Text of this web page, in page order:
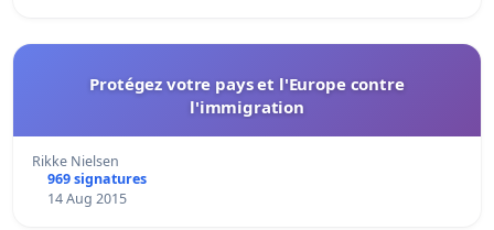
Protégez votre pays et l'Europe contre
l'immigration
Rikke Nielsen
969 signatures
14 Aug 2015